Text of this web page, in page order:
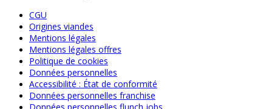
CGU
Origines viandes
Mentions légales
Mentions légales offres
Politique de cookies
Données personnelles
Accessibilité : État de conformité
Données personnelles franchise